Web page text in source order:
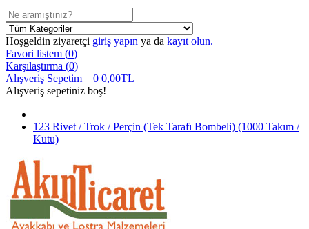
Hoşgeldin ziyaretçi giriş yapın ya da kayıt olun.
Favori listem (0)
Karşılaştırma (0)
Alışveriş Sepetim
0 0,00TL
Alışveriş sepetiniz boş!
123 Rivet / Trok / Perçin (Tek Tarafı Bombeli) (1000 Takım /
Kutu)